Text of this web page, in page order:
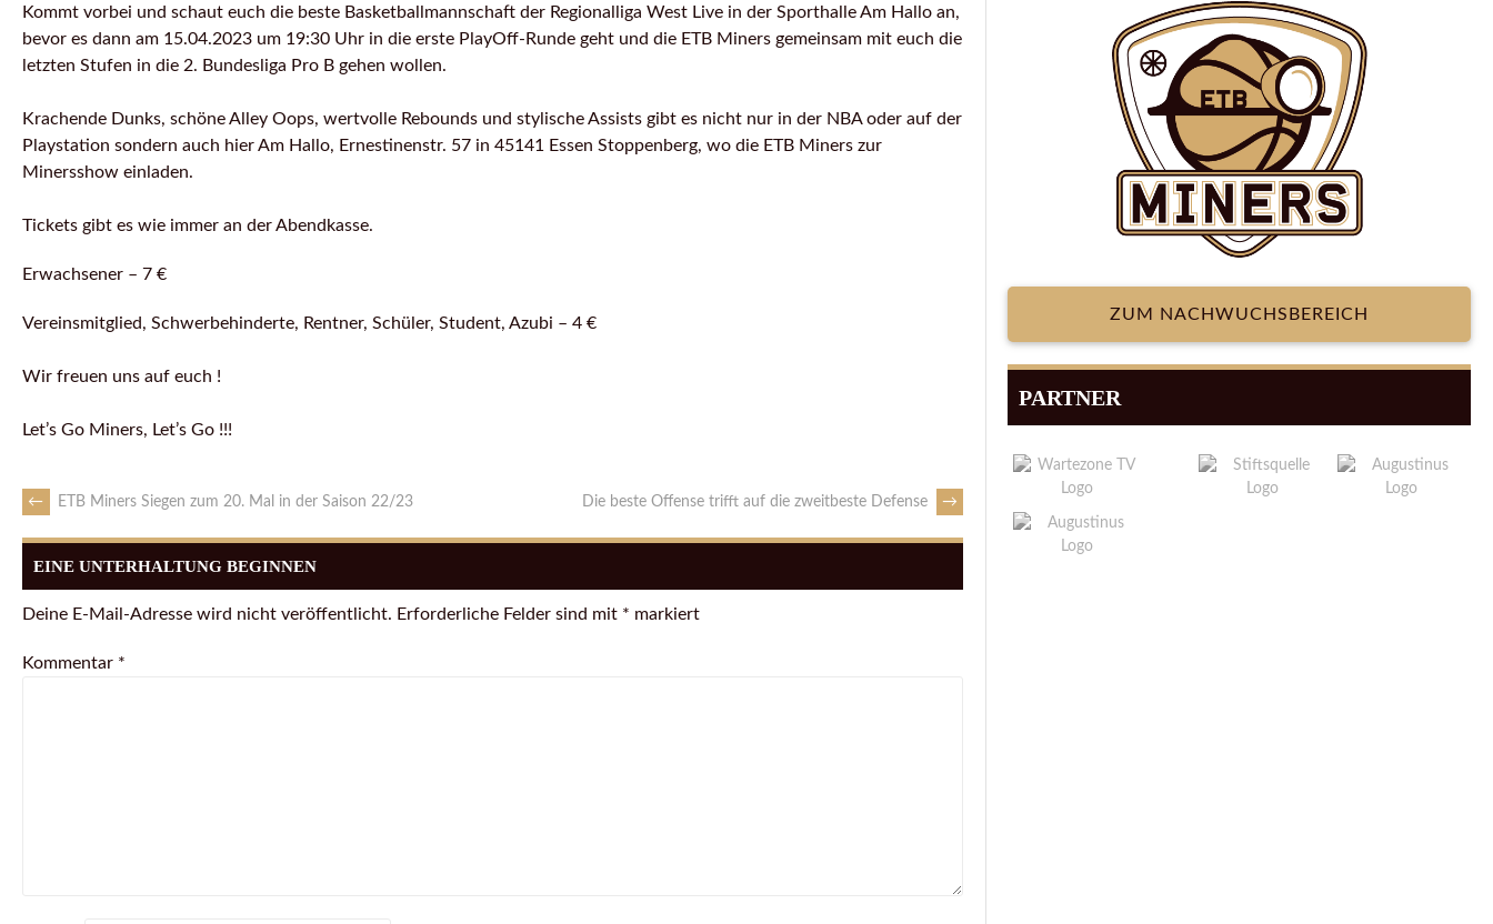
Kommt vorbei und schaut euch die beste Basketballmannschaft der Regionalliga West Live in der Sporthalle Am Hallo an,
bevor es dann am 15.04.2023 um 19:30 Uhr in die erste PlayOff-Runde geht und die ETB Miners gemeinsam mit euch die
letzten Stufen in die 2. Bundesliga Pro B gehen wollen.
Krachende Dunks, schöne Alley Oops, wertvolle Rebounds und stylische Assists gibt es nicht nur in der NBA oder auf der
Playstation sondern auch hier Am Hallo, Ernestinenstr. 57 in 45141 Essen Stoppenberg, wo die ETB Miners zur
Minersshow einladen.
Tickets gibt es wie immer an der Abendkasse.
Erwachsener – 7 €
Vereinsmitglied, Schwerbehinderte, Rentner, Schüler, Student, Azubi – 4 €
Wir freuen uns auf euch !
Let’s Go Miners, Let’s Go !!!
← ETB Miners Siegen zum 20. Mal in der Saison 22/23 Die beste Offense trifft auf die zweitbeste Defense →
EINE UNTERHALTUNG BEGINNEN
Deine E-Mail-Adresse wird nicht veröffentlicht. Erforderliche Felder sind mit * markiert
Kommentar *
ZUM NACHWUCHSBEREICH
PARTNER